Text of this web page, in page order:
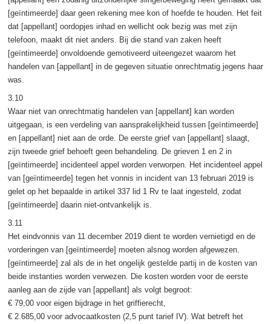
[geïntimeerde] daar geen rekening mee kon of hoefde te houden. Het feit
dat [appellant] oordopjes inhad en wellicht ook bezig was met zijn
telefoon, maakt dit niet anders. Bij die stand van zaken heeft
[geïntimeerde] onvoldoende gemotiveerd uiteengezet waarom het
handelen van [appellant] in de gegeven situatie onrechtmatig jegens haar
was.
3.10
Waar niet van onrechtmatig handelen van [appellant] kan worden
uitgegaan, is een verdeling van aansprakelijkheid tussen [geïntimeerde]
en [appellant] niet aan de orde. De eerste grief van [appellant] slaagt,
zijn tweede grief behoeft geen behandeling. De grieven 1 en 2 in
[geïntimeerde] incidenteel appel worden verworpen. Het incidenteel appel
van [geïntimeerde] tegen het vonnis in incident van 13 februari 2019 is
gelet op het bepaalde in artikel 337 lid 1 Rv te laat ingesteld, zodat
[geïntimeerde] daarin niet-ontvankelijk is.
3.11
Het eindvonnis van 11 december 2019 dient te worden vernietigd en de
vorderingen van [geïntimeerde] moeten alsnog worden afgewezen.
[geïntimeerde] zal als de in het ongelijk gestelde partij in de kosten van
beide instanties worden verwezen. Die kosten worden voor de eerste
aanleg aan de zijde van [appellant] als volgt begroot:
€ 79,00 voor eigen bijdrage in het griffierecht,
€ 2.685,00 voor advocaatkosten (2,5 punt tarief IV). Wat betreft het